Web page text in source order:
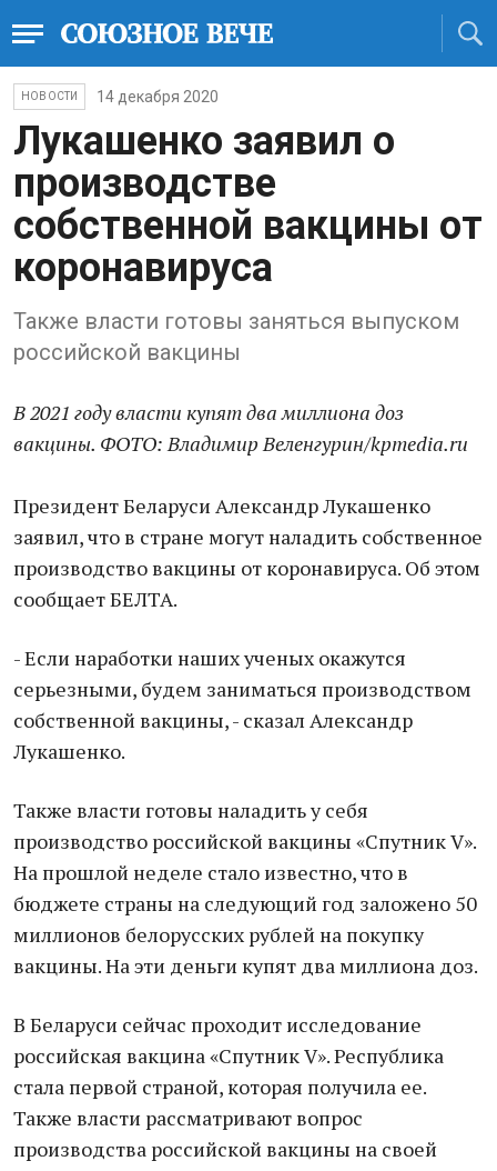
НОВОСТИ 14 декабря 2020
Лукашенко заявил о
производстве
собственной вакцины от
коронавируса
Также власти готовы заняться выпуском
российской вакцины
В 2021 году власти купят два миллиона доз
вакцины. ФОТО: Владимир Веленгурин/kpmedia.ru
Президент Беларуси Александр Лукашенко
заявил, что в стране могут наладить собственное
производство вакцины от коронавируса. Об этом
сообщает БЕЛТА.
- Если наработки наших ученых окажутся
серьезными, будем заниматься производством
собственной вакцины, - сказал Александр
Лукашенко.
Также власти готовы наладить у себя
производство российской вакцины «Спутник V».
На прошлой неделе стало известно, что в
бюджете страны на следующий год заложено 50
миллионов белорусских рублей на покупку
вакцины. На эти деньги купят два миллиона доз.
В Беларуси сейчас проходит исследование
российская вакцина «Спутник V». Республика
стала первой страной, которая получила ее.
Также власти рассматривают вопрос
производства российской вакцины на своей